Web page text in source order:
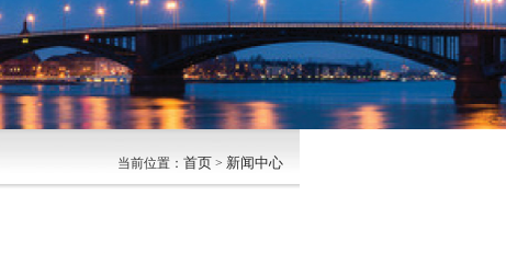
当前位置： 首页 > 新闻中心